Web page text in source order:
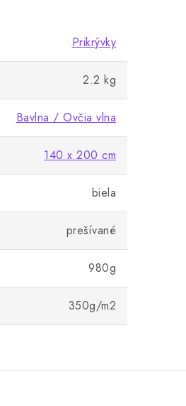
Prikrývky
2.2 kg
Bavlna / Ovčia vlna
140 x 200 cm
biela
prešívané
980g
350g/m2